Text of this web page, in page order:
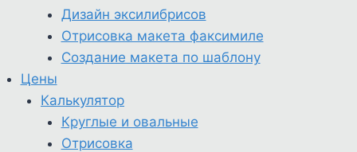
Дизайн эксилибрисов
Отрисовка макета факсимиле
Создание макета по шаблону
Цены
Калькулятор
Круглые и овальные
Отрисовка